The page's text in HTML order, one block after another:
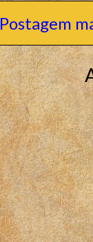
Postagem